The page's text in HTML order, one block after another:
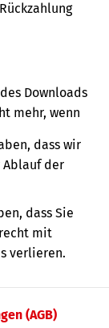
Downloads
mehr, wenn
dass wir
Ablauf der
dass Sie
mit
verlieren.
(AGB)